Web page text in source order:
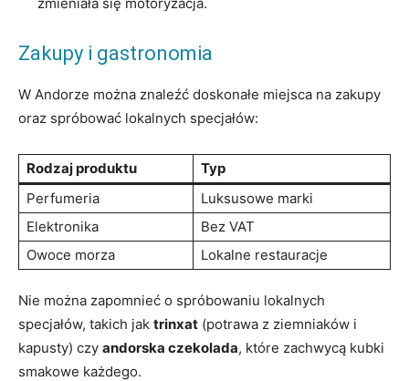
Zakupy i gastronomia
W Andorze można znaleźć doskonałe miejsca na zakupy
oraz spróbować lokalnych specjałów:
Rodzaj produktu
Typ
Perfumeria
Luksusowe marki
Elektronika
Bez VAT
Owoce morza
Lokalne restauracje
Nie można zapomnieć o spróbowaniu lokalnych
specjałów, takich jak trinxat (potrawa z ziemniaków i
kapusty) czy​ andorska czekolada, które zachwycą kubki
smakowe każdego.